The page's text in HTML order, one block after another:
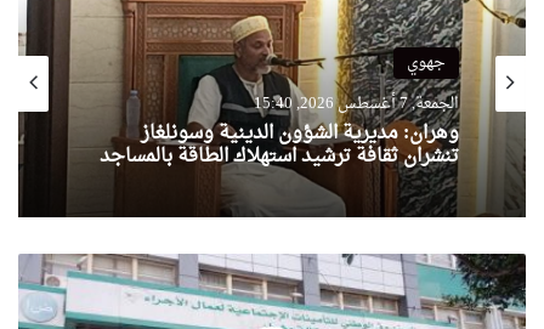
جهوي
الجمعة, 7 أغسطس 2026, 15:40
وهران: مديرية الشؤون الدينية وسونلغاز
تنشران ثقافة ترشيد استهلاك الطاقة بالمساجد
ك
ن
ا